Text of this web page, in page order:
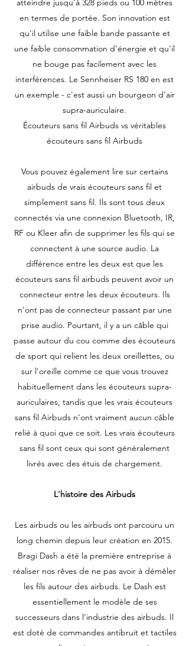
atteindre jusqu'à 328 pieds ou 100 mètres
en termes de portée. Son innovation est
qu'il utilise une faible bande passante et
une faible consommation d'énergie et qu'il
ne bouge pas facilement avec les
interférences. Le Sennheiser RS 180 en est
un exemple - c'est aussi un bourgeon d'air
supra-auriculaire.
Écouteurs sans fil Airbuds vs véritables
écouteurs sans fil Airbuds
Vous pouvez également lire sur certains
airbuds de vrais écouteurs sans fil et
simplement sans fil. Ils sont tous deux
connectés via une connexion Bluetooth, IR,
RF ou Kleer afin de supprimer les fils qui se
connectent à une source audio. La
différence entre les deux est que les
écouteurs sans fil airbuds peuvent avoir un
connecteur entre les deux écouteurs. Ils
n'ont pas de connecteur passant par une
prise audio. Pourtant, il y a un câble qui
passe autour du cou comme des écouteurs
de sport qui relient les deux oreillettes, ou
sur l'oreille comme ce que vous trouvez
habituellement dans les écouteurs supra-
auriculaires, tandis que les vrais écouteurs
sans fil Airbuds n'ont vraiment aucun câble
relié à quoi que ce soit. Les vrais écouteurs
sans fil sont ceux qui sont généralement
livrés avec des étuis de chargement.
L'histoire des Airbuds
Les airbuds ou les airbuds ont parcouru un
long chemin depuis leur création en 2015.
Bragi Dash a été la première entreprise à
réaliser nos rêves de ne pas avoir à démêler
les fils autour des airbuds. Le Dash est
essentiellement le modèle de ses
successeurs dans l'industrie des airbuds. Il
est doté de commandes antibruit et tactiles